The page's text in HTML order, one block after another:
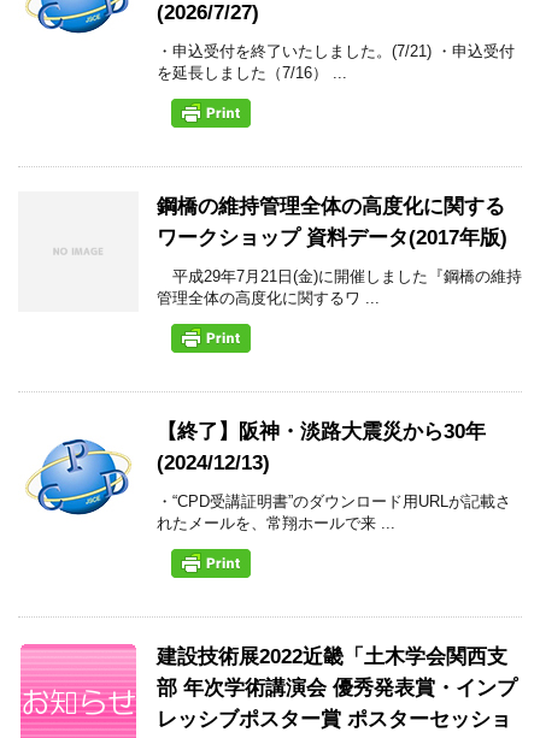
(2026/7/27)
・申込受付を終了いたしました。(7/21) ・申込受付
を延長しました（7/16） ...
鋼橋の維持管理全体の高度化に関する
ワークショップ 資料データ(2017年版)
平成29年7月21日(金)に開催しました『鋼橋の維持
管理全体の高度化に関するワ ...
【終了】阪神・淡路大震災から30年
(2024/12/13)
・“CPD受講証明書”のダウンロード用URLが記載さ
れたメールを、常翔ホールで来 ...
建設技術展2022近畿「土木学会関西支
部 年次学術講演会 優秀発表賞・インプ
レッシブポスター賞 ポスターセッショ